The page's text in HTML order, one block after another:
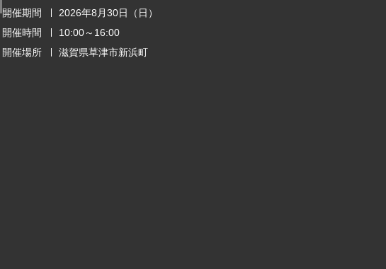
開催期間
2026年8月30日（日）
開催時間
10:00～16:00
開催場所
滋賀県草津市新浜町